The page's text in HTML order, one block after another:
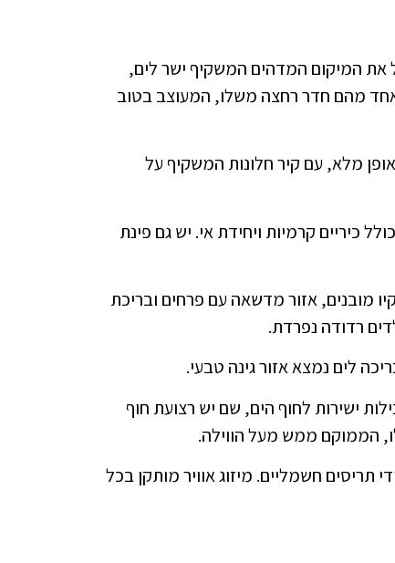
את המיקום המדהים המשקיף ישר לים,
מהם חדר רחצה משלו, המעוצב בטוב
מלא, עם קיר חלונות המשקיף על
כיריים קרמיות ויחידת אי. יש גם פינת
מובנים, אזור מדשאה עם פרחים ובריכת
רדודה נפרדת.
לים נמצא אזור גינה טבעי.
ישירות לחוף הים, שם יש רצועת חוף
הממוקם ממש מעל הווילה.
חשמליים. מיזוג אוויר מותקן בכל